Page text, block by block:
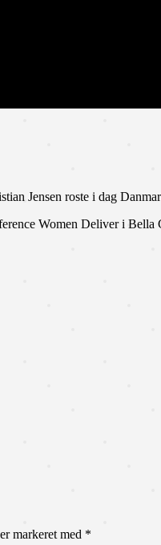
Jensen roste i dag
Women Deliver i
markeret med *